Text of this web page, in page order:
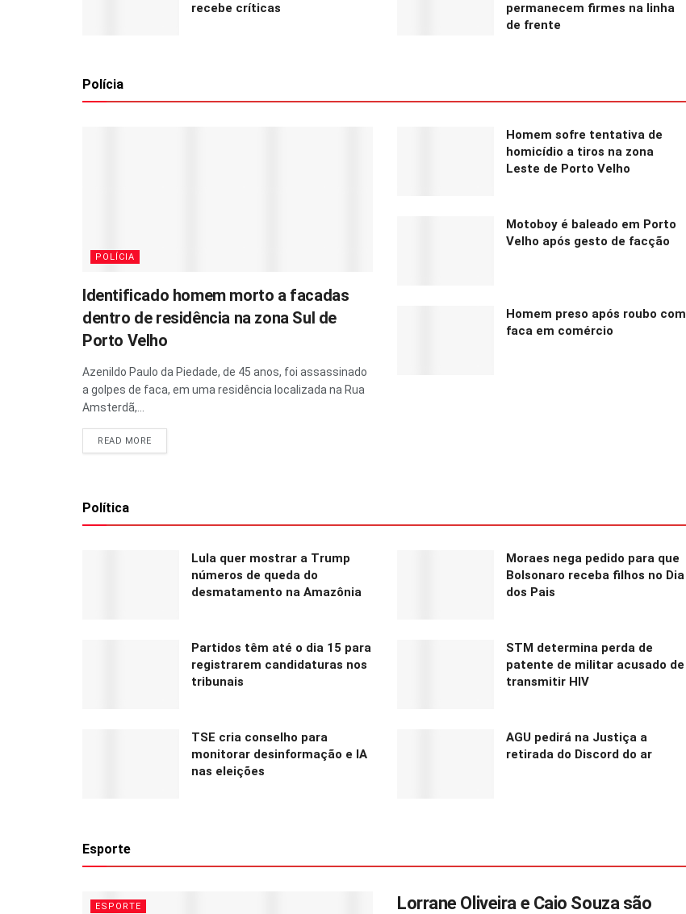
recebe críticas
permanecem firmes na linha
de frente
Polícia
POLÍCIA
Identificado homem morto a facadas
dentro de residência na zona Sul de
Porto Velho
Azenildo Paulo da Piedade, de 45 anos, foi assassinado
a golpes de faca, em uma residência localizada na Rua
Amsterdã,...
READ MORE
Homem sofre tentativa de
homicídio a tiros na zona
Leste de Porto Velho
Motoboy é baleado em Porto
Velho após gesto de facção
Homem preso após roubo com
faca em comércio
Política
Lula quer mostrar a Trump
números de queda do
desmatamento na Amazônia
Moraes nega pedido para que
Bolsonaro receba filhos no Dia
dos Pais
Partidos têm até o dia 15 para
registrarem candidaturas nos
tribunais
STM determina perda de
patente de militar acusado de
transmitir HIV
TSE cria conselho para
monitorar desinformação e IA
nas eleições
AGU pedirá na Justiça a
retirada do Discord do ar
Esporte
ESPORTE
Lorrane Oliveira e Caio Souza são